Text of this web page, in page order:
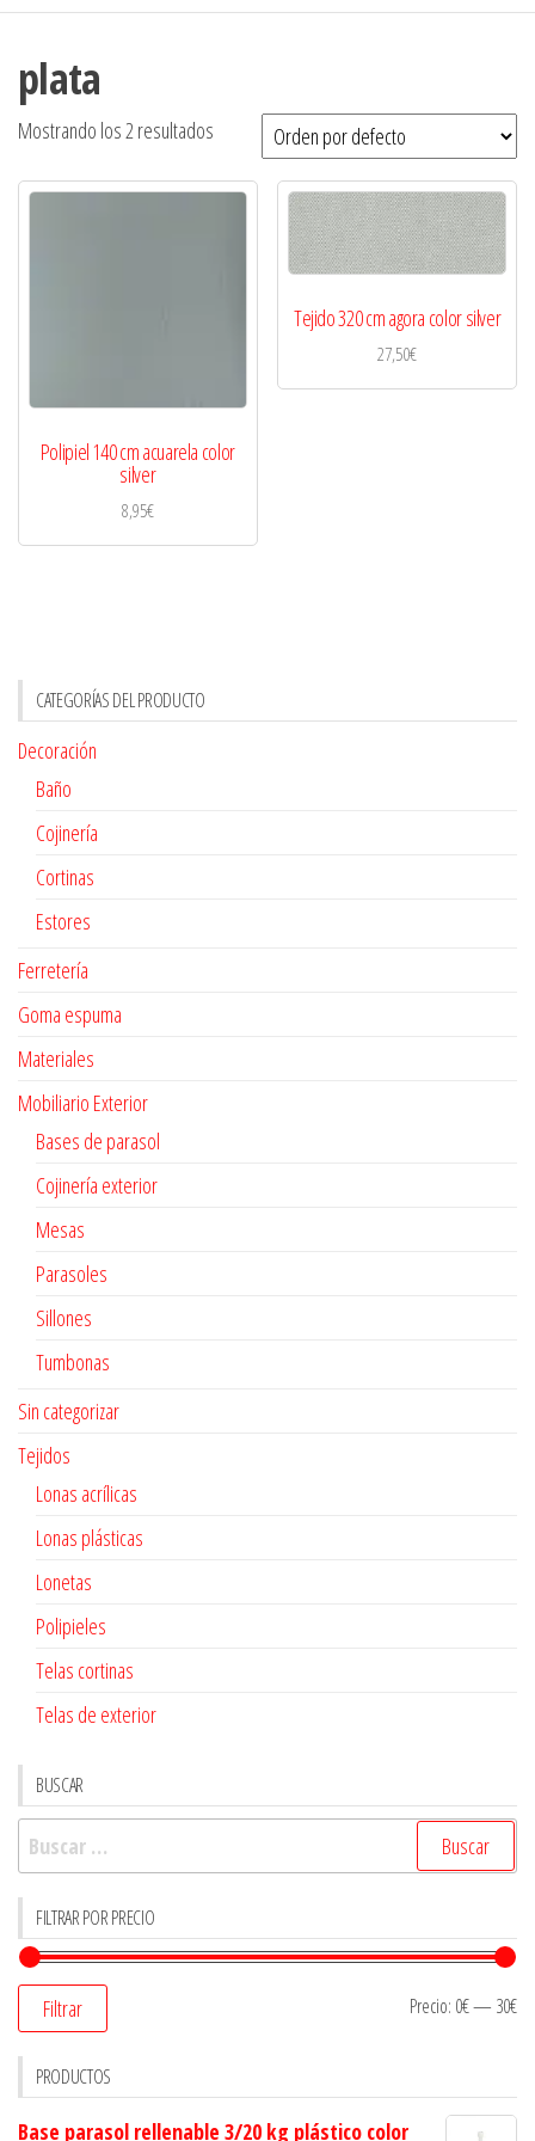
plata
Mostrando los 2 resultados
Polipiel 140 cm acuarela color
silver
8,95€
Tejido 320 cm agora color silver
27,50€
CATEGORÍAS DEL PRODUCTO
Decoración
Baño
Cojinería
Cortinas
Estores
Ferretería
Goma espuma
Materiales
Mobiliario Exterior
Bases de parasol
Cojinería exterior
Mesas
Parasoles
Sillones
Tumbonas
Sin categorizar
Tejidos
Lonas acrílicas
Lonas plásticas
Lonetas
Polipieles
Telas cortinas
Telas de exterior
BUSCAR
Buscar:
FILTRAR POR PRECIO
Filtrar Precio: 0€— 30€
PRODUCTOS
Base parasol rellenable 3/20 kg plástico color